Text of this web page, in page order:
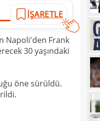
İŞARETLE
Napoli'den Frank
30 yaşındaki
öne sürüldü.